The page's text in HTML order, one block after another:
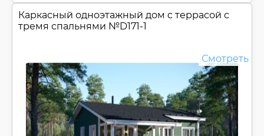
Каркасный одноэтажный дом c террасой с
тремя спальнями №D171-1
Смотреть